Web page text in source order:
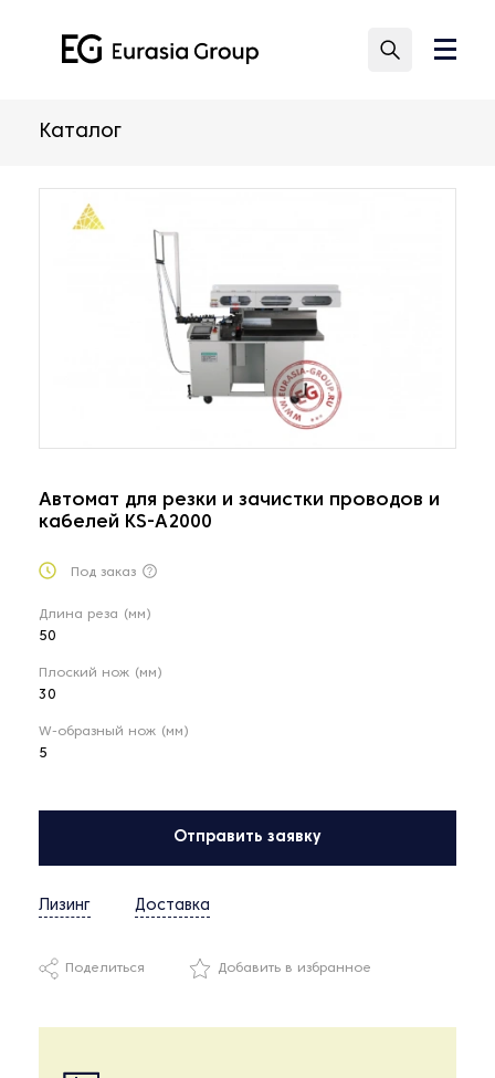
Каталог
Автомат для резки и зачистки проводов и
кабелей KS-A2000
Под заказ
Длина реза (мм)
50
Плоский нож (мм)
30
W-образный нож (мм)
5
Отправить заявку
Лизинг Доставка
Поделиться Добавить в избранное